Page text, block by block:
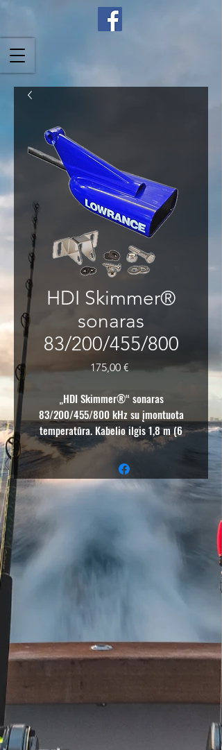
HDI Skimmer®
sonaras
83/200/455/800
175,00 €Price
„HDI Skimmer®“ sonaras
83/200/455/800 kHz su įmontuota
temperatūra. Kabelio ilgis 1,8 m (6
pėdos). „Blue Lowrance“ prekės ženklo
korpusas.
Hibridinis dvigubo vaizdavimo ™ (HDI)
sonaras (50/200/455/800) - dviejų
™“- suteikiantis geriausią vaizdą po jūsų
valtimi.